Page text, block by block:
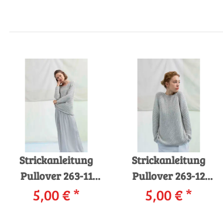
Strickanleitung
Pullover 263-11
LANGYARNS
MULBERRY SILK als
5,00 €*
Strickanleitung
Pullover 263-12
LANGYARNS
MULBERRY SILK als
5,00 €*